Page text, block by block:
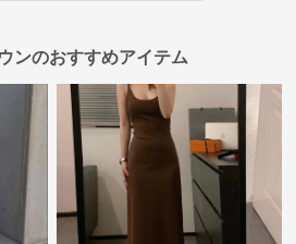
ンのおすすめアイテム